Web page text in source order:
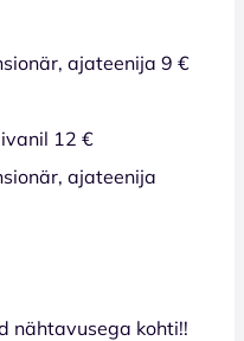
ajateenija 9 €
12 €
ajateenija
nähtavusega kohti!!